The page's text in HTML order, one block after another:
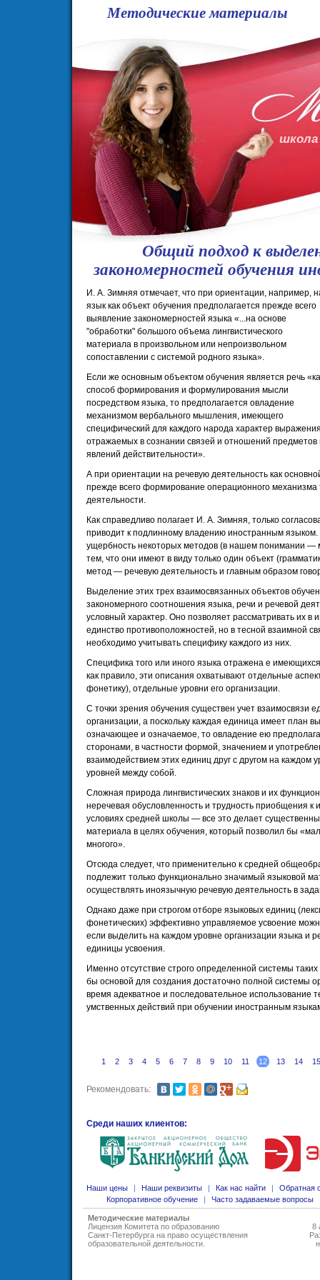
Методические материалы
Общий подход к
закономерностей обучения
И. А. Зимняя отмечает, что при ориентации, например,
язык как объект обучения предполагается прежде всего
выявление закономерностей языка «...на основе
"обработки" большого объема лингвистического
материала в произвольном или непроизвольном
сопоставлении с системой родного языка».
Если же основным объектом обучения является речь
способ формирования и формулирования мысли
посредством языка, то предполагается овладение
механизмом вербального мышления, имеющего
специфический для каждого народа характер
отражаемых в сознании связей и отношений предметов
явлений действительности».
А при ориентации на речевую деятельность как
прежде всего формирование операционного механизма
деятельности.
Как справедливо полагает И. А. Зимняя, только
приводит к подлинному владению иностранным языком.
ущербность некоторых методов (в нашем понимании —
тем, что они имеют в виду только один объект
метод — речевую деятельность и главным образом
Выделение этих трех взаимосвязанных объектов
закономерного соотношения языка, речи и речевой
условный характер. Оно позволяет рассматривать их в
единство противоположностей, но в тесной взаимной
необходимо учитывать специфику каждого из них.
Специфика того или иного языка отражена е
как правило, эти описания охватывают отдельные
фонетику), отдельные уровни его организации.
С точки зрения обучения существен учет взаимосвязи
организации, а поскольку каждая единица имеет план
означающее и означаемое, то овладение ею
сторонами, в частности формой, значением и
взаимодействием этих единиц друг с другом на каждом
уровней между собой.
Сложная природа лингвистических знаков и их
неречевая обусловленность и трудность приобщения к
условиях средней школы — все это делает
материала в целях обучения, который позволил бы
многого».
Отсюда следует, что применительно к средней
подлежит только функционально значимый языковой
осуществлять иноязычную речевую деятельность в
Однако даже при строгом отборе языковых единиц
фонетических) эффективно управляемое усвоение
если выделить на каждом уровне организации языка и
единицы усвоения.
Именно отсутствие строго определенной системы
бы основой для создания достаточно полной системы
время адекватное и последовательное использование
умственных действий при обучении иностранным
1 2 3 4 5 6 7 8 9 10 11 12 13 14 15
Рекомендовать:
Среди наших клиентов:
Наши цены | Наши реквизиты | Как нас найти |
Обратная
Корпоративное обучение
| Часто задаваемые вопросы
Методические материалы
Лицензия Комитета по образованию
Санкт-Петербурга на право осуществления
образовательной деятельности
8